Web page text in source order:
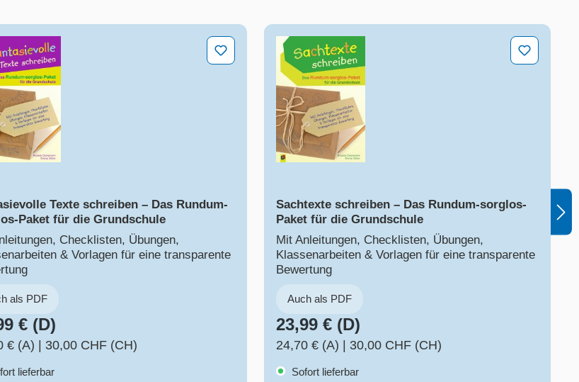
Texte schreiben – Das Rundum-sorglos-Paket für die Grundschule
Texte schreiben – Das Rundum-
Paket für die Grundschule
Checklisten, Übungen,
& Vorlagen für eine transparente
als PDF
€ (D)
€ (A) | 30,00 CHF (CH)
lieferbar
Sachtexte schreiben – Das Rundum-sorglos-Paket
Sachtexte schreiben – Das Rundum-sorglos-
Paket für die Grundschule
Mit Anleitungen, Checklisten, Übungen,
Klassenarbeiten & Vorlagen für eine transparente
Bewertung
Auch als PDF
23,99 € (D)
24,70 € (A) | 30,00 CHF (CH)
Sofort lieferbar